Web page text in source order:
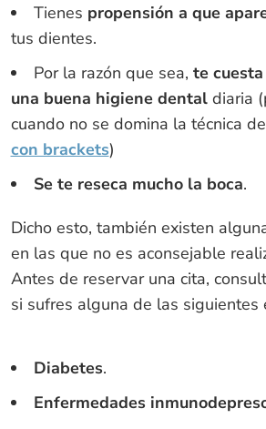
Tienes propensión a que
tus dientes.
Por la razón que sea, te
una buena higiene dentaldiaria
cuando no se domina la técnica de
con brackets)
Se te reseca mucho la boca.
Dicho esto, también existen
en las que no es aconsejable
Antes de reservar una cita,
si sufres alguna de las siguientes
Diabetes.
Enfermedades